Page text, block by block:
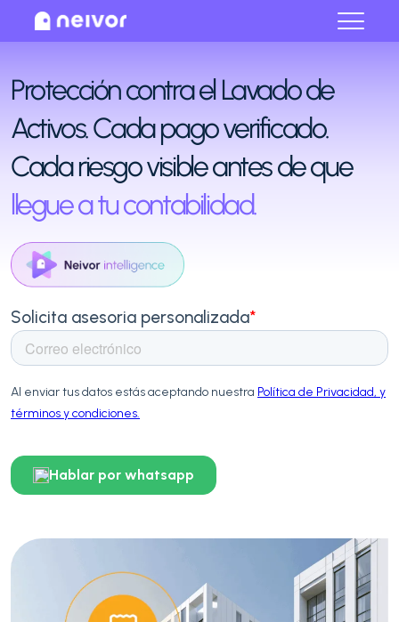
Cerrar
Protección contra el Lavado de
Activos. Cada pago verificado.
Cada riesgo visible antes de que
llegue a tu contabilidad.